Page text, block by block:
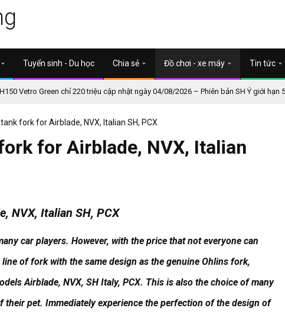
Tuyển sinh - Du học Chia sẻ Đồ chơi - xe máy Tin tức
Vetro Green chỉ 220 triệu cập nhật ngày 04/08/2026 – Phiên bản SH Ý giới hạn
fork for Airblade, NVX, Italian SH, PCX
for Airblade, NVX, Italian
NVX, Italian SH, PCX
car players. However, with the price that not everyone can
of fork with the same design as the genuine Ohlins fork,
Airblade, NVX, SH Italy, PCX. This is also the choice of many
their pet. Immediately experience the perfection of the design of